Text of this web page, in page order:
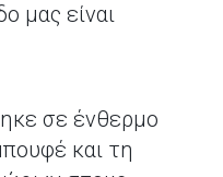
μας είναι
σε ένθερμο
και τη